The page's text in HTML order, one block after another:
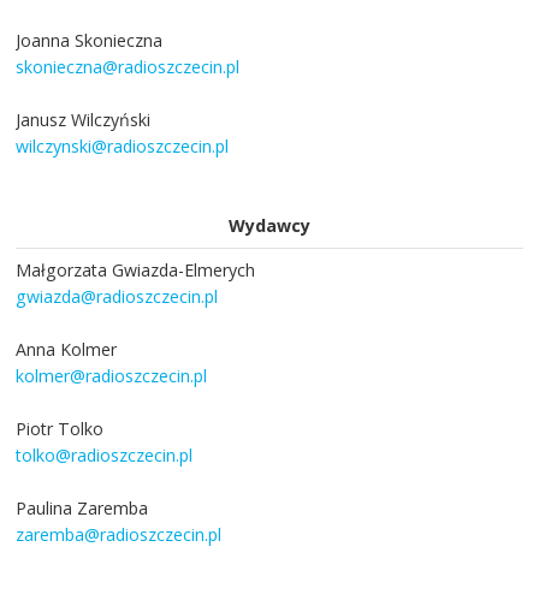
Joanna Skonieczna
skonieczna@radioszczecin.pl
Janusz Wilczyński
wilczynski@radioszczecin.pl
Wydawcy
Małgorzata Gwiazda-Elmerych
gwiazda@radioszczecin.pl
Anna Kolmer
kolmer@radioszczecin.pl
Piotr Tolko
tolko@radioszczecin.pl
Paulina Zaremba
zaremba@radioszczecin.pl